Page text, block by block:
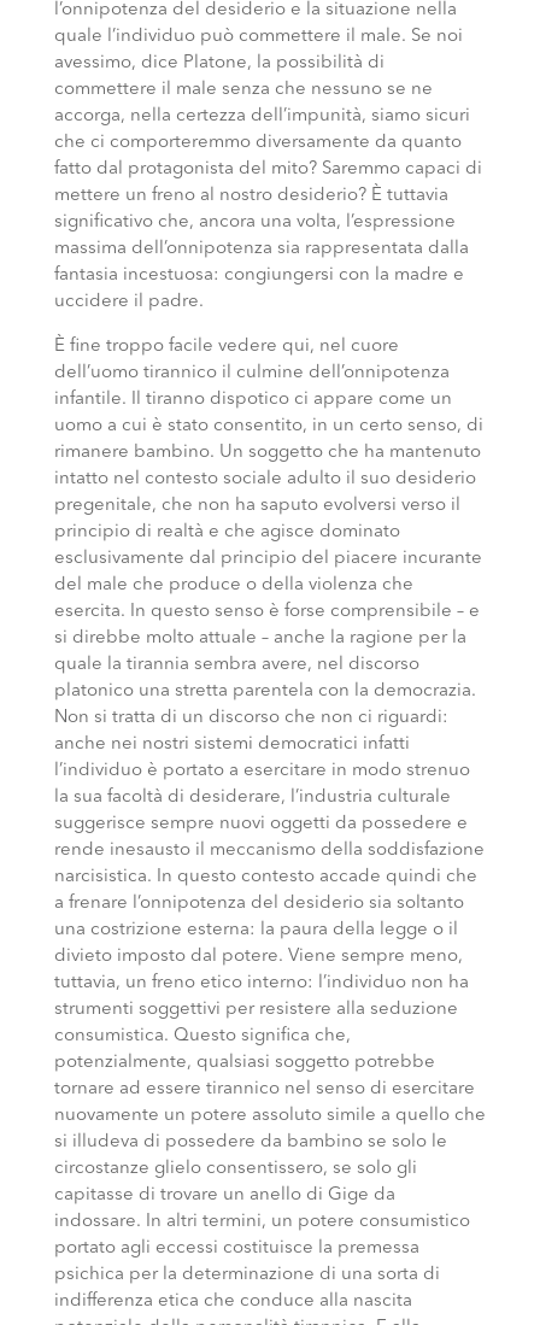
l’onnipotenza del desiderio e la situazione nella
quale l’individuo può commettere il male. Se noi
avessimo, dice Platone, la possibilità di
commettere il male senza che nessuno se ne
accorga, nella certezza dell’impunità, siamo sicuri
che ci comporteremmo diversamente da quanto
fatto dal protagonista del mito? Saremmo capaci di
mettere un freno al nostro desiderio? È tuttavia
significativo che, ancora una volta, l’espressione
massima dell’onnipotenza sia rappresentata dalla
fantasia incestuosa: congiungersi con la madre e
uccidere il padre.
È fine troppo facile vedere qui, nel cuore
dell’uomo tirannico il culmine dell’onnipotenza
infantile. Il tiranno dispotico ci appare come un
uomo a cui è stato consentito, in un certo senso, di
rimanere bambino. Un soggetto che ha mantenuto
intatto nel contesto sociale adulto il suo desiderio
pregenitale, che non ha saputo evolversi verso il
principio di realtà e che agisce dominato
esclusivamente dal principio del piacere incurante
del male che produce o della violenza che
esercita. In questo senso è forse comprensibile – e
si direbbe molto attuale – anche la ragione per la
quale la tirannia sembra avere, nel discorso
platonico una stretta parentela con la democrazia.
Non si tratta di un discorso che non ci riguardi:
anche nei nostri sistemi democratici infatti
l’individuo è portato a esercitare in modo strenuo
la sua facoltà di desiderare, l’industria culturale
suggerisce sempre nuovi oggetti da possedere e
rende inesausto il meccanismo della soddisfazione
narcisistica. In questo contesto accade quindi che
a frenare l’onnipotenza del desiderio sia soltanto
una costrizione esterna: la paura della legge o il
divieto imposto dal potere. Viene sempre meno,
tuttavia, un freno etico interno: l’individuo non ha
strumenti soggettivi per resistere alla seduzione
consumistica. Questo significa che,
potenzialmente, qualsiasi soggetto potrebbe
tornare ad essere tirannico nel senso di esercitare
nuovamente un potere assoluto simile a quello che
si illudeva di possedere da bambino se solo le
circostanze glielo consentissero, se solo gli
capitasse di trovare un anello di Gige da
indossare. In altri termini, un potere consumistico
portato agli eccessi costituisce la premessa
psichica per la determinazione di una sorta di
indifferenza etica che conduce alla nascita